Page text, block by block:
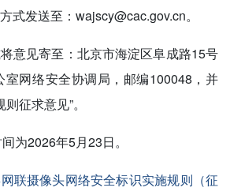
式发送至：wajscy@cac.gov.cn。
意见寄至：北京市海淀区阜成路15号
室网络安全协调局，邮编100048，并
征求意见”。
为2026年5月23日。
联摄像头网络安全标识实施规则（征